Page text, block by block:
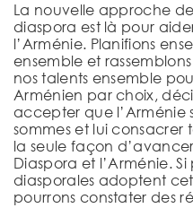
La nouvelle approche
diaspora est là pour
l’Arménie. Planifions
ensemble et
nos talents ensemble
Arménien par choix,
accepter que l’Arménie
sommes et lui consacrer
la seule façon
Diaspora et l’Arménie.
diasporales adoptent
pourrons constater des